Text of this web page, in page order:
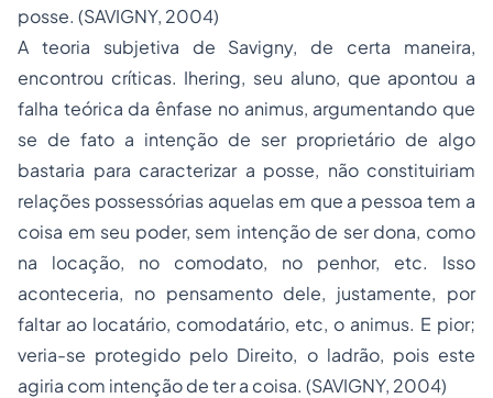
posse. (SAVIGNY, 2004)
A teoria subjetiva de Savigny, de certa maneira,
encontrou críticas. Ihering, seu aluno, que apontou a
falha teórica da ênfase no animus, argumentando que
se de fato a intenção de ser proprietário de algo
bastaria para caracterizar a posse, não constituiriam
relações possessórias aquelas em que a pessoa tem a
coisa em seu poder, sem intenção de ser dona, como
na locação, no comodato, no penhor, etc. Isso
aconteceria, no pensamento dele, justamente, por
faltar ao locatário, comodatário, etc, o animus. E pior;
veria-se protegido pelo Direito, o ladrão, pois este
agiria com intenção de ter a coisa. (SAVIGNY, 2004)